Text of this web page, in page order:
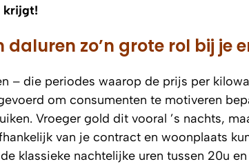
krijgt!
zo’n grote rol bij je
– die periodes waarop de prijs per
om consumenten te motiveren
Vroeger gold dit vooral ’s nachts,
van je contract en woonplaats
de klassieke nachtelijke uren tussen 20u